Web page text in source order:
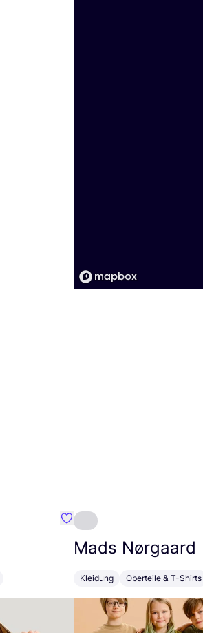
Favorit Tretorn
Mads Nørgaard
Kleidung Oberteile & T-Shirts